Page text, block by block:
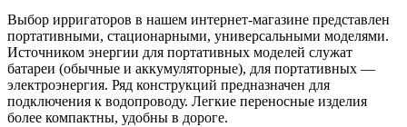
Выбор ирригаторов в нашем интернет-магазине представлен
портативными, стационарными, универсальными моделями.
Источником энергии для портативных моделей служат
батареи (обычные и аккумуляторные), для портативных —
электроэнергия. Ряд конструкций предназначен для
подключения к водопроводу. Легкие переносные изделия
более компактны, удобны в дороге.